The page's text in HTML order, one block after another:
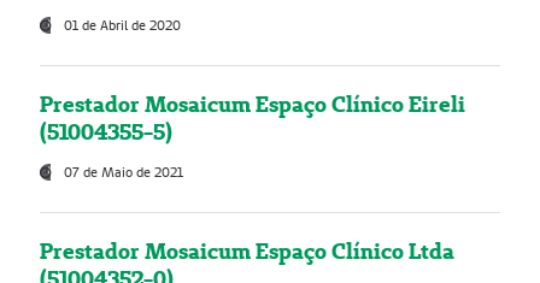
01 de Abril de 2020
Prestador Mosaicum Espaço Clínico Eireli
(51004355-5)
07 de Maio de 2021
Prestador Mosaicum Espaço Clínico Ltda